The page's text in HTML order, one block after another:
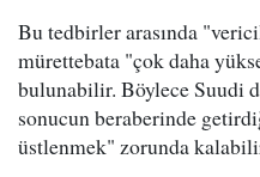
Bu tedbirler arasında
mürettebata "çok daha
bulunabilir. Böylece Suudi
sonucun beraberinde
üstlenmek" zorunda